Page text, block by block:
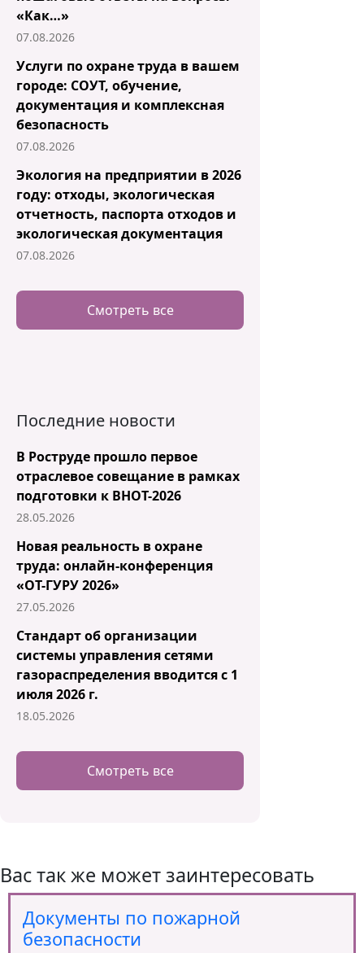
«Как…»
07.08.2026
Услуги по охране труда в вашем
городе: СОУТ, обучение,
документация и комплексная
безопасность
07.08.2026
Экология на предприятии в 2026
году: отходы, экологическая
отчетность, паспорта отходов и
экологическая документация
07.08.2026
Смотреть все
Последние новости
В Роструде прошло первое
отраслевое совещание в рамках
подготовки к ВНОТ-2026
28.05.2026
Новая реальность в охране
труда: онлайн-конференция
«ОТ-ГУРУ 2026»
27.05.2026
Стандарт об организации
системы управления сетями
газораспределения вводится с 1
июля 2026 г.
18.05.2026
Смотреть все
Вас так же может заинтересовать
Документы по пожарной
безопасности